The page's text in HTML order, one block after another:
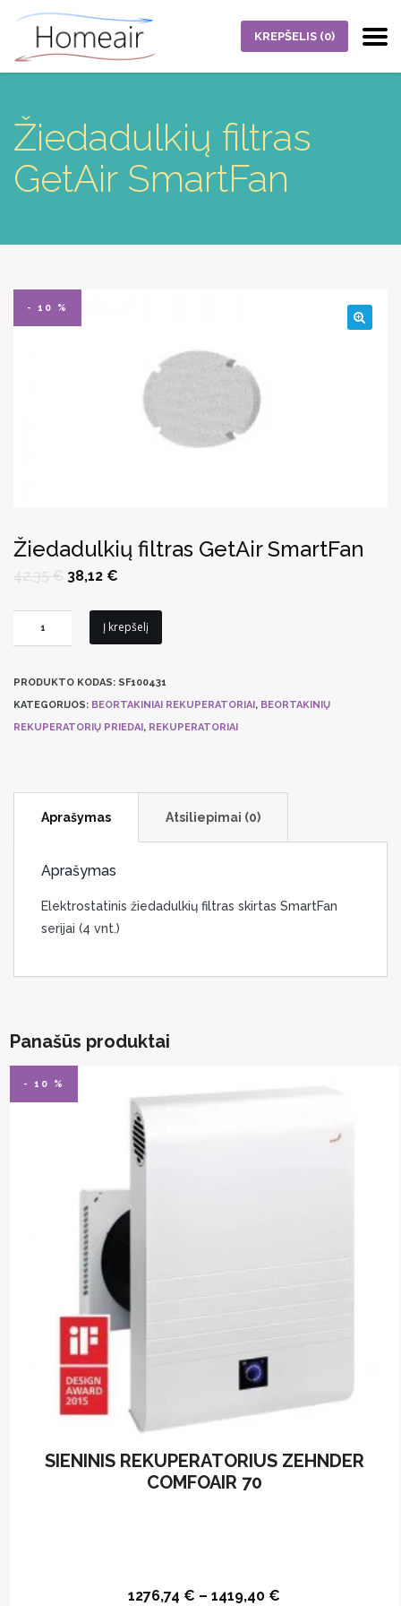
KREPŠELIS (0)
Žiedadulkių filtras
GetAir SmartFan
- 10 %
Žiedadulkių filtras GetAir SmartFan
42,35€ Original
42,35 €.
38,12 €
38,12 €.
kiekis:
filtras
GetAir
SmartFan
Į krepšelį
PRODUKTO KODAS: SF100431
KATEGORIJOS: BEORTAKINIAI REKUPERATORIAI, BEORTAKINIŲ
REKUPERATORIŲ PRIEDAI, REKUPERATORIAI
Aprašymas Atsiliepimai (0)
Aprašymas
Elektrostatinis žiedadulkių filtras skirtas SmartFan
serijai (4 vnt.)
Panašūs produktai
- 10 %
SIENINIS REKUPERATORIUS ZEHNDER
COMFOAIR 70
1276,74 € –1419,40 €